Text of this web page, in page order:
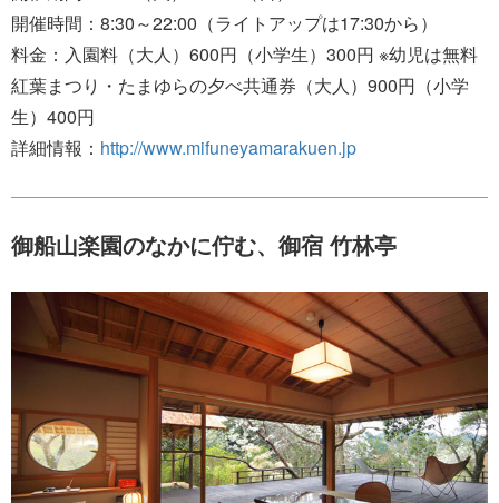
開催時間：8:30～22:00（ライトアップは17:30から）
料金：入園料（大人）600円（小学生）300円 ※幼児は無料
紅葉まつり・たまゆらの夕べ共通券（大人）900円（小学
生）400円
詳細情報： http://www.mifuneyamarakuen.jp
御船山楽園のなかに佇む、御宿 竹林亭